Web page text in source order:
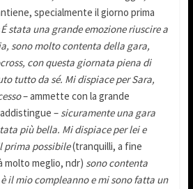
specialmente il giorno prima
É stata una grande emozione riuscire a
sono molto contenta della gara,
con questa giornata piena di
tutto da sé. Mi dispiace per Sara,
– ammette con la grande
– sicuramente una gara
più bella. Mi dispiace per lei e
prima possibile(tranquilli, a fine
molto meglio, ndr) sono contenta
il mio compleanno e mi sono fatta un